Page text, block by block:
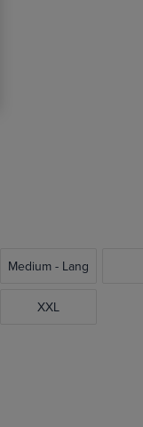
Medium - Lang
XXL